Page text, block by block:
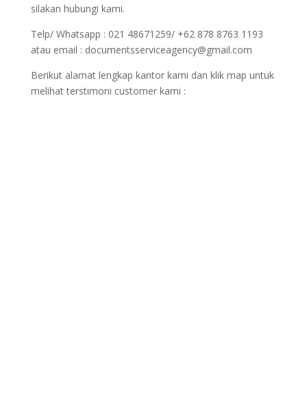
silakan hubungi kami.
Telp/ Whatsapp : 021 48671259/ +62 878 8763 1193
atau email : documentsserviceagency@gmail.com
Berikut alamat lengkap kantor kami dan klik map untuk
melihat terstimoni customer kami :